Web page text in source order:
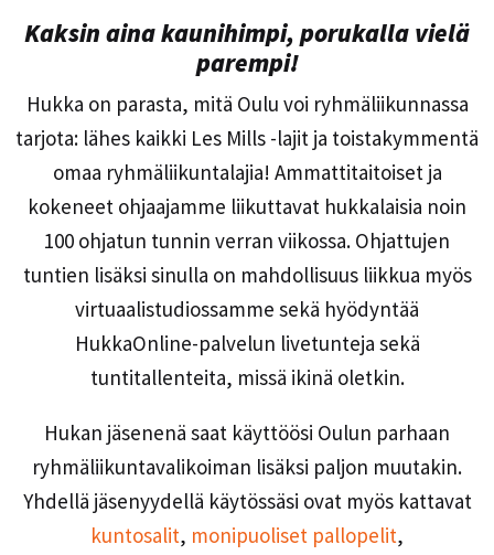
Kaksin aina kaunihimpi, porukalla vielä
parempi!
Hukka on parasta, mitä Oulu voi ryhmäliikunnassa
tarjota: lähes kaikki Les Mills -lajit ja toistakymmentä
omaa ryhmäliikuntalajia! Ammattitaitoiset ja
kokeneet ohjaajamme liikuttavat hukkalaisia noin
100 ohjatun tunnin verran viikossa. Ohjattujen
tuntien lisäksi sinulla on mahdollisuus liikkua myös
virtuaalistudiossamme sekä hyödyntää
HukkaOnline-palvelun livetunteja sekä
tuntitallenteita, missä ikinä oletkin.
Hukan jäsenenä saat käyttöösi Oulun parhaan
ryhmäliikuntavalikoiman lisäksi paljon muutakin.
Yhdellä jäsenyydellä käytössäsi ovat myös kattavat
kuntosalit, monipuoliset pallopelit,